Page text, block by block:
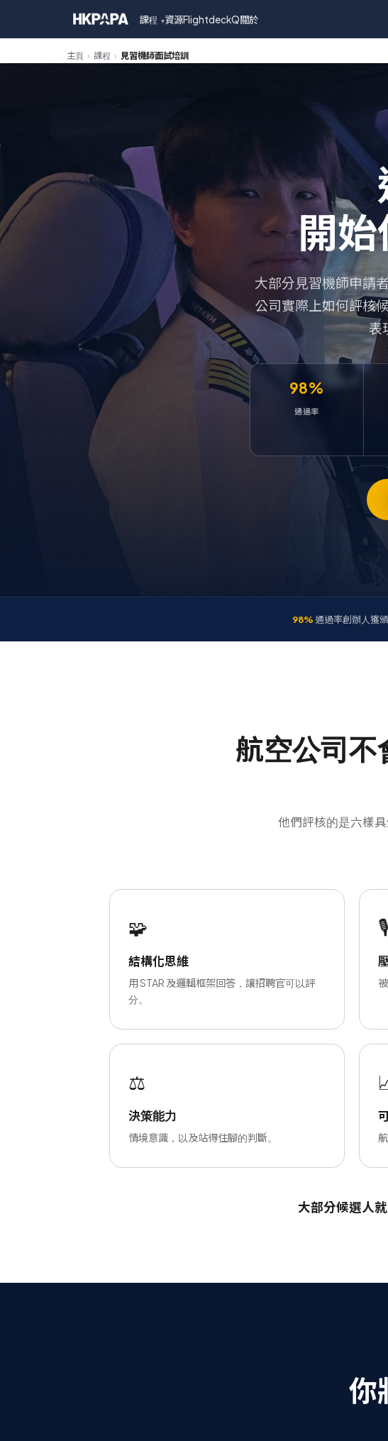
課程 ▾資源FlightdeckQ關於
主頁 › 課程 › 見習機師面試培訓
開始
大部分見習機師申請
公司實際上如何評核
表
98%
通過率
98%通過率創辦人獲頒
航空公司不
他們評核的是六樣
🧩
結構化思維
用 STAR 及邏輯框架回答，讓招聘官可以評
分。
🎙️
⚖️
決策能力
情境意識，以及站得住腳的判斷。
大部分候選人
你